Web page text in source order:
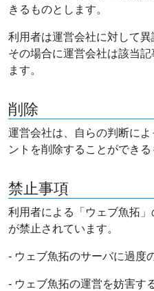
きるものとします。
利用者は運営会社に対して異
その場合に運営会社は該当
ます。
削除
運営会社は、自らの判断に
ントを削除することができる
禁止事項
利用者による「ウェブ魚拓
が禁止されています。
- ウェブ魚拓のサーバに過度
- ウェブ魚拓の運営を妨害す